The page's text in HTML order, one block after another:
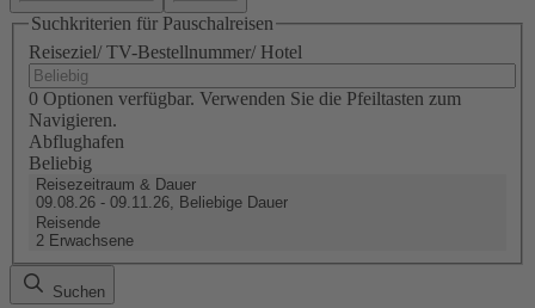
Suchkriterien für Pauschalreisen
Reiseziel/ TV-Bestellnummer/ Hotel
0 Optionen verfügbar. Verwenden Sie die Pfeiltasten zum
Navigieren.
Abflughafen
Beliebig
Reisezeitraum & Dauer
09.08.26 - 09.11.26, Beliebige Dauer
Reisende
2 Erwachsene
Suchen